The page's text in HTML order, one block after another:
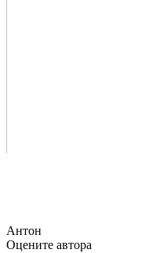
Антон
Оцените автора